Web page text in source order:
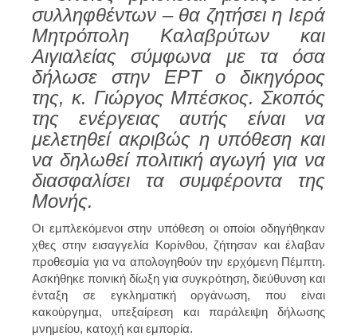
συλληφθέντων – θα ζητήσει η Ιερά
Μητρόπολη Καλαβρύτων και
Αιγιαλείας σύμφωνα με τα όσα
δήλωσε στην ΕΡΤ ο δικηγόρος
της, κ. Γιώργος Μπέσκος. Σκοπός
της ενέργειας αυτής είναι να
μελετηθεί ακριβώς η υπόθεση και
να δηλωθεί πολιτική αγωγή για να
διασφαλίσει τα συμφέροντα της
Μονής.
Οι εμπλεκόμενοι στην υπόθεση οι οποίοι οδηγήθηκαν
χθες στην εισαγγελία Κορίνθου, ζήτησαν και έλαβαν
προθεσμία για να απολογηθούν την ερχόμενη Πέμπτη.
Aσκήθηκε ποινική δίωξη για συγκρότηση, διεύθυνση και
ένταξη σε εγκληματική οργάνωση, που είναι
κακούργημα, υπεξαίρεση και παράλειψη δήλωσης
μνημείου, κατοχή και εμπορία.